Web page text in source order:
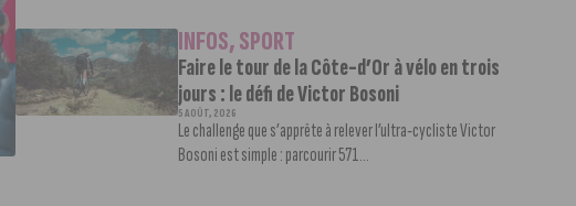
INFOS,SPORT
Faire le tour de la Côte-d’Or à vélo en trois
jours : le défi de Victor Bosoni
5 AOÛT, 2026
Le challenge que s’apprête à relever l’ultra-cycliste Victor
Bosoni est simple : parcourir 571...